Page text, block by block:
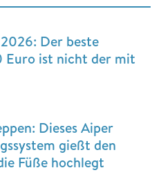
Der beste
Euro ist nicht der mit
Dieses Aiper
gießt den
Füße hochlegt